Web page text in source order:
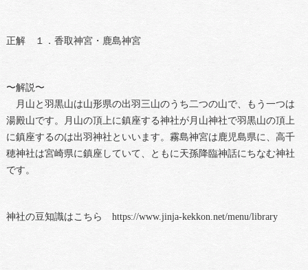
正解 １．香取神宮・鹿島神宮
〜解説〜
月山と羽黒山は山形県の出羽三山のうち二つの山で、もう一つは
湯殿山です。月山の頂上に鎮座する神社が月山神社で羽黒山の頂上
に鎮座するのは出羽神社といいます。霧島神宮は鹿児島県に、高千
穂神社は宮崎県に鎮座していて、ともに天孫降臨神話にちなむ神社
です。
神社の豆知識はこちら https://www.jinja-kekkon.net/menu/library